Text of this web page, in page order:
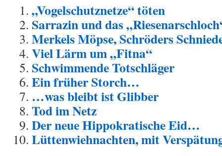
„Vogelschutznetze“ töten
Sarrazin und das
Merkels Möpse, Schröders
Viel Lärm um „Fitna“
Schwimmende Totschläger
Ein früher Storch…
…was bleibt ist Glibber
Tod im Netz
Der neue Hippokratische Eid…
Lüttenwiehnachten, mit